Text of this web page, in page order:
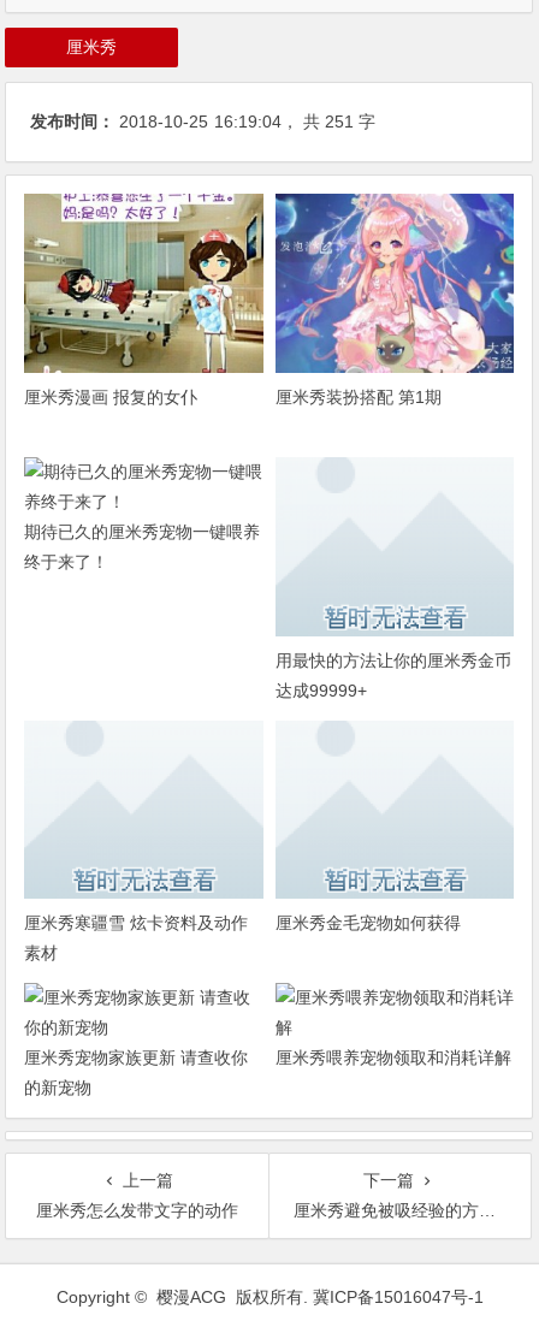
厘米秀
发布时间： 2018-10-25 16:19:04 ， 共 251 字
厘米秀漫画 报复的女仆 厘米秀装扮搭配 第1期
期待已久的厘米秀宠物一键喂养
终于来了！
用最快的方法让你的厘米秀金币
达成99999+
厘米秀寒疆雪 炫卡资料及动作
素材
厘米秀金毛宠物如何获得
厘米秀宠物家族更新 请查收你
的新宠物
厘米秀喂养宠物领取和消耗详解
上一篇
厘米秀怎么发带文字的动作
下一篇
厘米秀避免被吸经验的方法 双吸道具规则
文
Copyright © 樱漫ACG 版权所有. 冀ICP备15016047号-1